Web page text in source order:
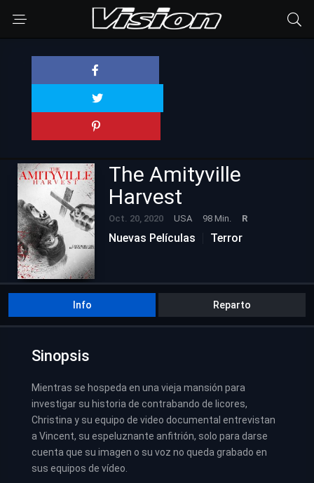
The Amityville
Harvest
Oct. 20, 2020 USA 98 Min. R
Nuevas Películas Terror
Info Reparto
Sinopsis
Mientras se hospeda en una vieja mansión para
investigar su historia de contrabando de licores,
Christina y su equipo de video documental entrevistan
a Vincent, su espeluznante anfitrión, solo para darse
cuenta que su imagen o su voz no queda grabado en
sus equipos de vídeo.